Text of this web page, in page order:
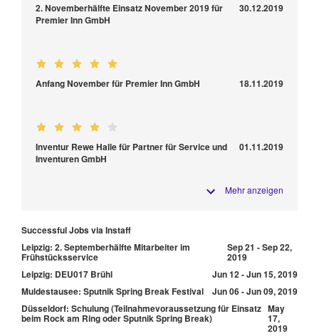
2. Novemberhälfte Einsatz November 2019 für
Premier Inn GmbH
30.12.2019
Anfang November für Premier Inn GmbH 18.11.2019
Inventur Rewe Halle für Partner für Service und
Inventuren GmbH
01.11.2019
Mehr anzeigen
Successful Jobs via Instaff
Leipzig: 2. Septemberhälfte Mitarbeiter im
Frühstücksservice
Sep 21 - Sep 22,
2019
Leipzig: DEU017 Brühl
Jun 12 - Jun 15, 2019
Muldestausee: Sputnik Spring Break Festival
Jun 06 - Jun 09, 2019
Düsseldorf: Schulung (Teilnahmevoraussetzung für Einsatz
beim Rock am Ring oder Sputnik Spring Break)
May
17,
2019